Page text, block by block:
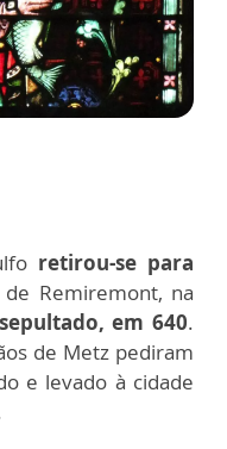
retirou-se para
Remiremont, na
em 640.
de Metz pediram
e levado à cidade